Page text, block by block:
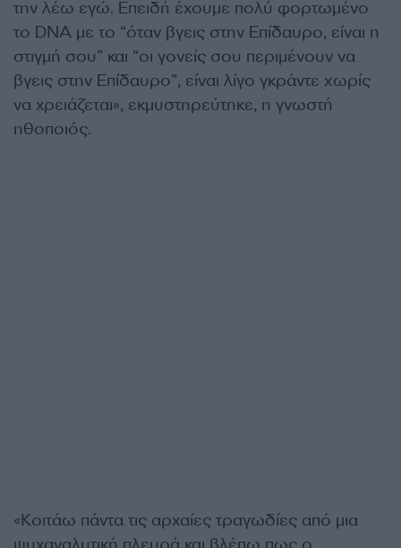
την λέω εγώ. Επειδή έχουμε πολύ φορτωμένο
το DNA με το “όταν βγεις στην Επίδαυρο, είναι η
στιγμή σου” και “οι γονείς σου περιμένουν να
βγεις στην Επίδαυρο”, είναι λίγο γκράντε χωρίς
να χρειάζεται», εκμυστηρεύτηκε, η γνωστή
ηθοποιός.
«Κοιτάω πάντα τις αρχαίες τραγωδίες από μια